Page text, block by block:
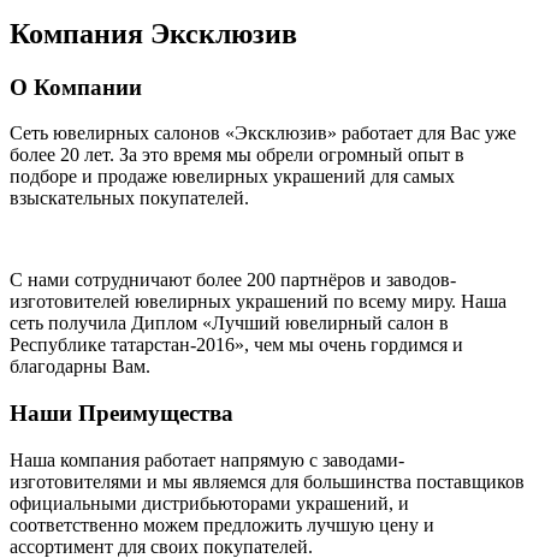
Компания Эксклюзив
О Компании
Сеть ювелирных салонов «Эксклюзив» работает для Вас уже
более 20 лет. За это время мы обрели огромный опыт в
подборе и продаже ювелирных украшений для самых
взыскательных покупателей.
С нами сотрудничают более 200 партнёров и заводов-
изготовителей ювелирных украшений по всему миру. Наша
сеть получила Диплом «Лучший ювелирный салон в
Республике татарстан-2016», чем мы очень гордимся и
благодарны Вам.
Наши Преимущества
Наша компания работает напрямую с заводами-
изготовителями и мы являемся для большинства поставщиков
официальными дистрибьюторами украшений, и
соответственно можем предложить лучшую цену и
ассортимент для своих покупателей.